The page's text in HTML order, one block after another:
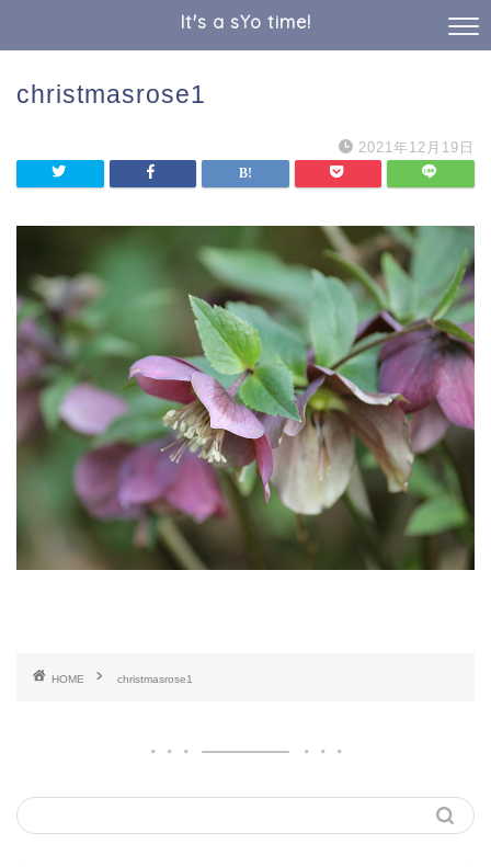
It's a sYo time!
christmasrose1
2021年12月19日
HOME christmasrose1